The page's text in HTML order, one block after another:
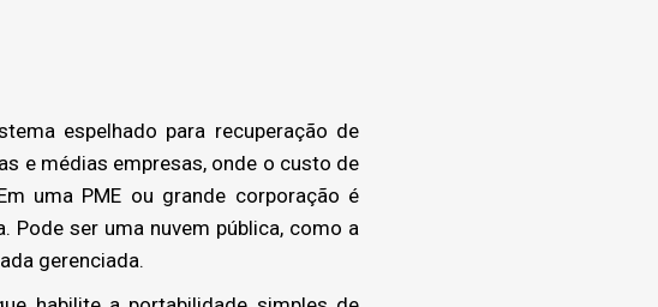
espelhado para recuperação de
e médias empresas, onde o custo de
uma PME ou grande corporação é
Pode ser uma nuvem pública, como a
gerenciada.